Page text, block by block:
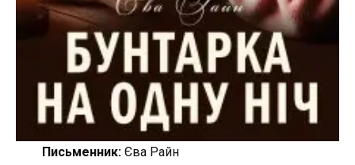
Письменник:Єва Райн